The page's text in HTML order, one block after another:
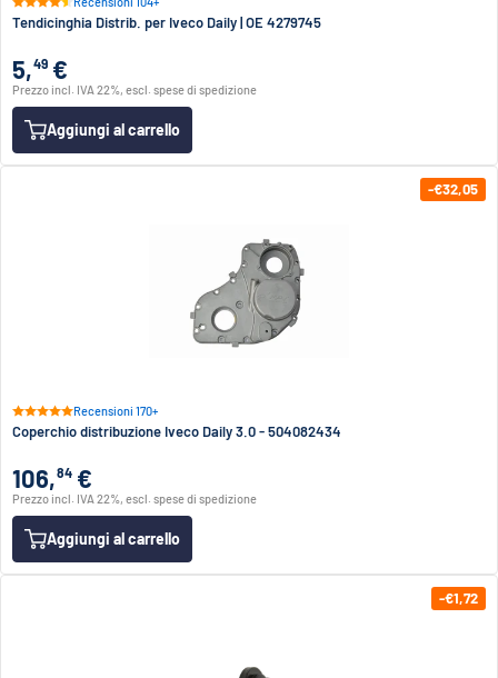
Tendicinghia Distrib. per Iveco Daily | OE 4279745
5,49 €
Prezzo incl. IVA 22%, escl. spese di spedizione
Aggiungi al carrello
-€32,05
Recensioni 170+
Coperchio distribuzione Iveco Daily 3.0 - 504082434
106,84 €
Prezzo incl. IVA 22%, escl. spese di spedizione
Aggiungi al carrello
-€1,72